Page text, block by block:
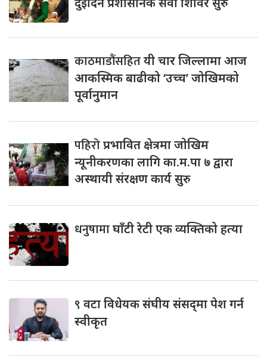
काठमाडौंसहितयी चार जिल्लामा आज
आकस्मिक बाढीको ‘उच्च’ जोखिमको
पूर्वानुमान
पहिरोप्रभावित क्षेत्रमा जोखिम
न्यूनीकरणका लागि का.म.पा ७ द्वारा
अस्थायी संरक्षण कार्य सुरु
धनुषामाघाँटी रेटी एक व्यक्तिको हत्या
९ वटा विधेयक संघीय संसद्‌मा पेश गर्न
स्वीकृत